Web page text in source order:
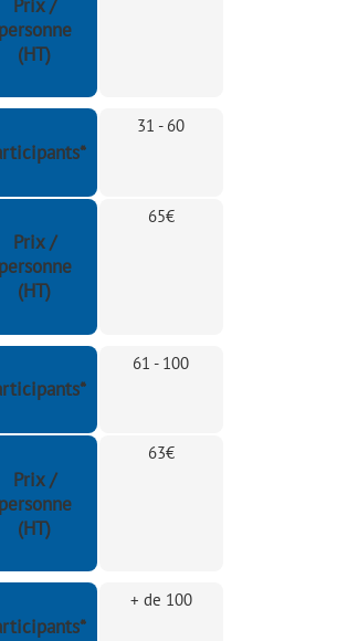
Prix /
personne
(HT)
31 - 60
Prix /
personne
(HT)
65€
61 - 100
Prix /
personne
(HT)
63€
+ de 100